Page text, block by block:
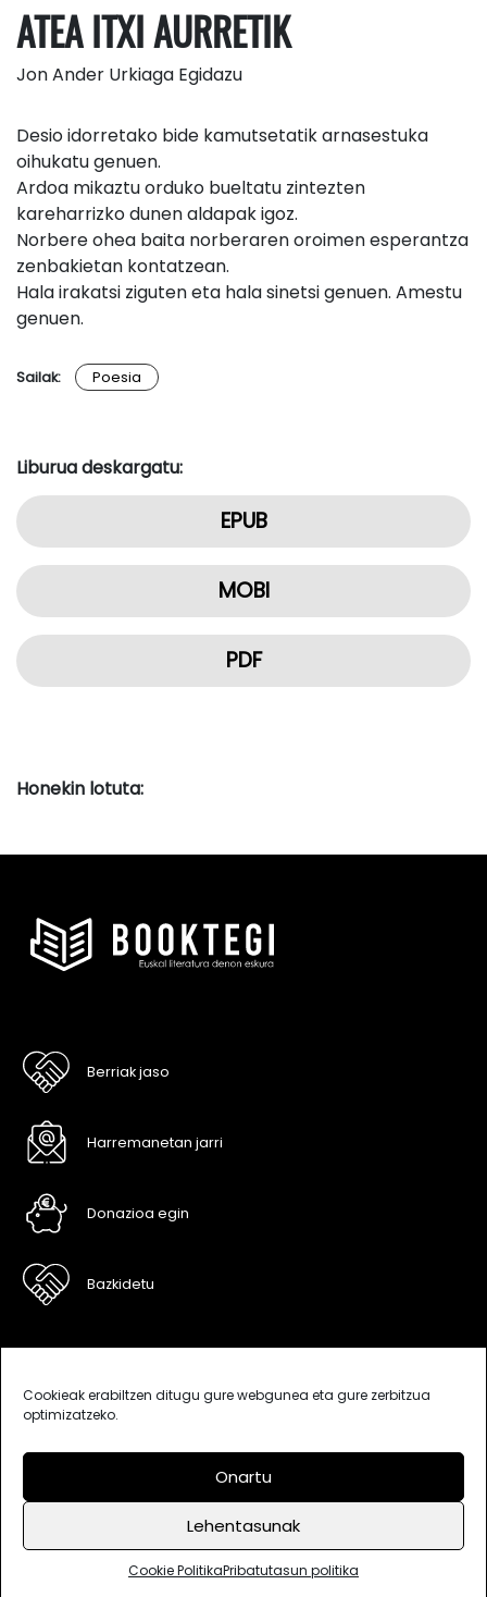
Cookieak erabiltzen ditugu gure webgunea eta gure zerbitzua
optimizatzeko.
Onartu
Lehentasunak
Cookie PolitikaPribatutasun politika
ATEA ITXI AURRETIK
Jon Ander Urkiaga Egidazu
Desio idorretako bide kamutsetatik arnasestuka
oihukatu genuen.
Ardoa mikaztu orduko bueltatu zintezten
kareharrizko dunen aldapak igoz.
Norbere ohea baita norberaren oroimen esperantza
zenbakietan kontatzean.
Hala irakatsi ziguten eta hala sinetsi genuen. Amestu
genuen.
Sailak: Poesia
Liburua deskargatu:
EPUB
MOBI
PDF
Honekin lotuta:
Berriak jaso
Harremanetan jarri
Donazioa egin
Bazkidetu
Cookie Politika
Lege oharra Pribatutasun politika